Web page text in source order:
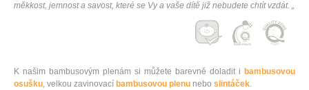
měkkost, jemnost a savost, které se Vy a vaše dítě již nebudete chtít vzdát. „
K našim bambusovým plenám si můžete barevně doladit i bambusovou
osušku, velkou zavinovací bambusovou plenu nebo slintáček.